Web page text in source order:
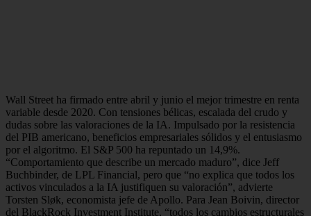
Wall Street ha firmado entre abril y junio el mejor trimestre en renta
variable desde 2020. Con tensiones bélicas, escalada del crudo y
dudas sobre las valoraciones de la IA. Impulsado por la resistencia
del PIB americano, beneficios empresariales sólidos y el entusiasmo
por el algoritmo. El S&P 500 ha repuntado un 14,9%.
“Comportamiento que describe un mercado maduro”, dice Jeff
Buchbinder, de LPL Financial, pero que “no explica que todos los
activos vinculados a la IA justifiquen su valoración”, advierte
Torsten Sløk, economista jefe de Apollo. Para Jean Boivin, director
del BlackRock Investment Institute, “todos los cambios estructurales